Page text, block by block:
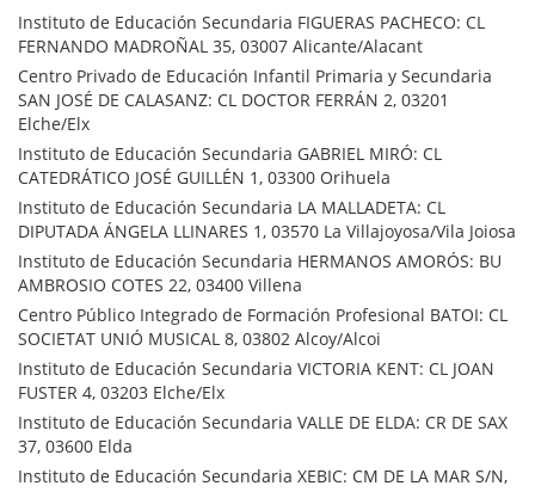
Instituto de Educación Secundaria FIGUERAS PACHECO: CL
FERNANDO MADROÑAL 35, 03007 Alicante/Alacant
Centro Privado de Educación Infantil Primaria y Secundaria
SAN JOSÉ DE CALASANZ: CL DOCTOR FERRÁN 2, 03201
Elche/Elx
Instituto de Educación Secundaria GABRIEL MIRÓ: CL
CATEDRÁTICO JOSÉ GUILLÉN 1, 03300 Orihuela
Instituto de Educación Secundaria LA MALLADETA: CL
DIPUTADA ÁNGELA LLINARES 1, 03570 La Villajoyosa/Vila Joiosa
Instituto de Educación Secundaria HERMANOS AMORÓS: BU
AMBROSIO COTES 22, 03400 Villena
Centro Público Integrado de Formación Profesional BATOI: CL
SOCIETAT UNIÓ MUSICAL 8, 03802 Alcoy/Alcoi
Instituto de Educación Secundaria VICTORIA KENT: CL JOAN
FUSTER 4, 03203 Elche/Elx
Instituto de Educación Secundaria VALLE DE ELDA: CR DE SAX
37, 03600 Elda
Instituto de Educación Secundaria XEBIC: CM DE LA MAR S/N,